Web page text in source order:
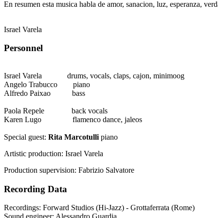
En resumen esta musica habla de amor, sanacion, luz, esperanza,
Israel Varela
Personnel
Israel Varela drums, vocals, claps, cajon, minimoog
Angelo Trabucco piano
Alfredo Paixao bass
Paola Repele back vocals
Karen Lugo flamenco dance, jaleos
Special guest: Rita Marcotulli piano
Artistic production: Israel Varela
Production supervision: Fabrizio Salvatore
Recording Data
Recordings: Forward Studios (Hi-Jazz) - Grottaferrata (Rome)